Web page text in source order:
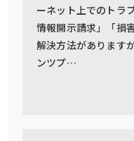
ーネット上でのトラ
情報開示請求」「損
解決方法があります
ンツプ…